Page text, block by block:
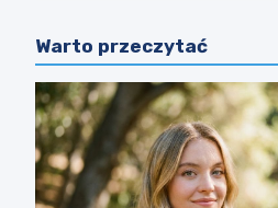
Warto przeczytać